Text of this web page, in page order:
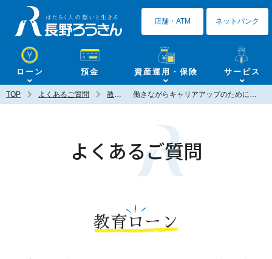
ローン 預金 資産運用・保険 サービス
店舗・ATM ネットバンク
TOP よくあるご質問 教育ローン 働きながらキャリアアップのために専門学校に通う予定です。教育ローンは利用できますか？
よくあるご質問
教育ローン